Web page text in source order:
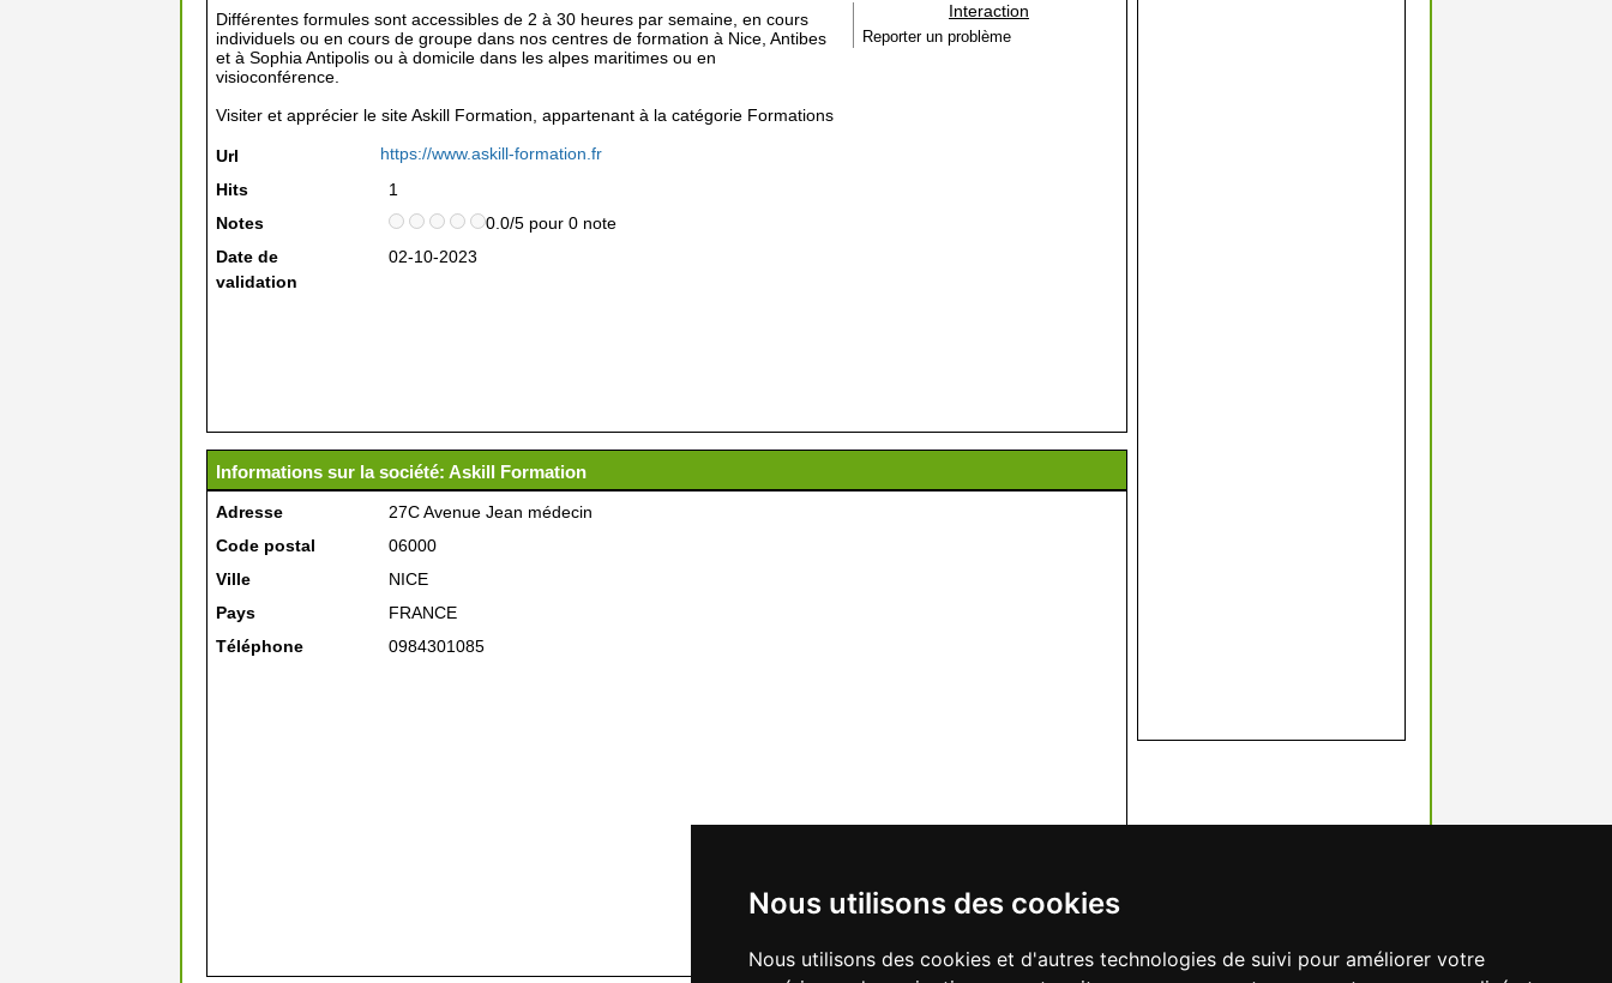
Nous utilisons des cookies
Nous utilisons des cookies et d'autres technologies de suivi pour améliorer votre
Différentes formules sont accessibles de 2 à 30 heures par semaine, en cours
individuels ou en cours de groupe dans nos centres de formation à Nice, Antibes
et à Sophia Antipolis ou à domicile dans les alpes maritimes ou en
visioconférence.
Visiter et apprécier le site Askill Formation, appartenant à la catégorie Formations
Url
https://www.askill-formation.fr
Hits
1
Notes
0.0/5 pour 0 note
Date de
validation
02-10-2023
Interaction
Reporter un problème
Informations sur la société: Askill Formation
Adresse
27C Avenue Jean médecin
Code postal
06000
Ville
NICE
Pays
FRANCE
Téléphone
0984301085